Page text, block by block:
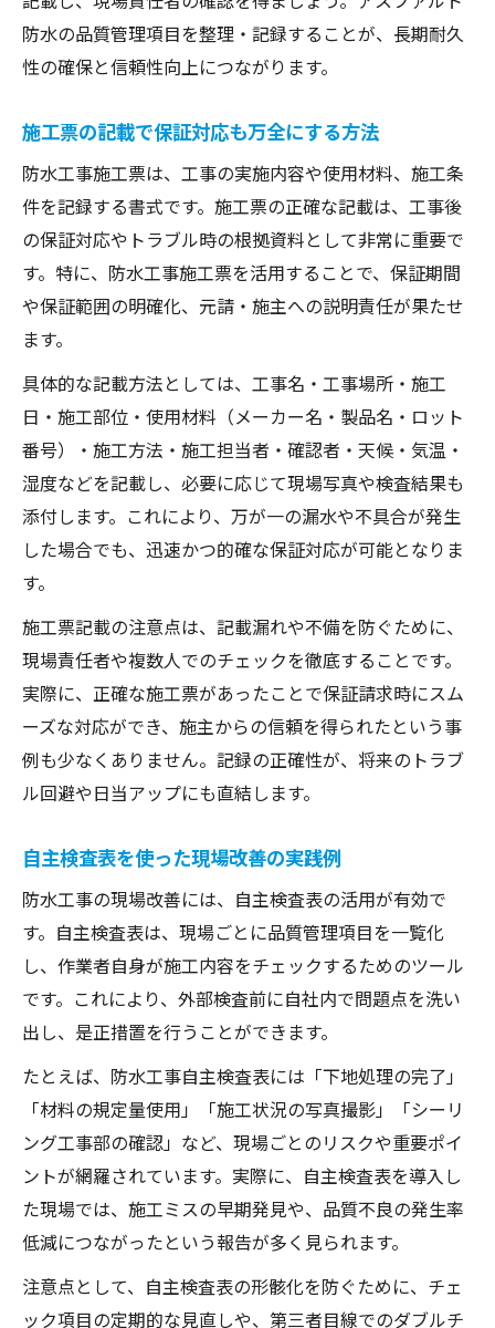
防水の品質管理項目を整理・記録することが、長期耐久
性の確保と信頼性向上につながります。
施工票の記載で保証対応も万全にする方法
防水工事施工票は、工事の実施内容や使用材料、施工条
件を記録する書式です。施工票の正確な記載は、工事後
の保証対応やトラブル時の根拠資料として非常に重要で
す。特に、防水工事施工票を活用することで、保証期間
や保証範囲の明確化、元請・施主への説明責任が果たせ
ます。
具体的な記載方法としては、工事名・工事場所・施工
日・施工部位・使用材料（メーカー名・製品名・ロット
番号）・施工方法・施工担当者・確認者・天候・気温・
湿度などを記載し、必要に応じて現場写真や検査結果も
添付します。これにより、万が一の漏水や不具合が発生
した場合でも、迅速かつ的確な保証対応が可能となりま
す。
施工票記載の注意点は、記載漏れや不備を防ぐために、
現場責任者や複数人でのチェックを徹底することです。
実際に、正確な施工票があったことで保証請求時にスム
ーズな対応ができ、施主からの信頼を得られたという事
例も少なくありません。記録の正確性が、将来のトラブ
ル回避や日当アップにも直結します。
自主検査表を使った現場改善の実践例
防水工事の現場改善には、自主検査表の活用が有効で
す。自主検査表は、現場ごとに品質管理項目を一覧化
し、作業者自身が施工内容をチェックするためのツール
です。これにより、外部検査前に自社内で問題点を洗い
出し、是正措置を行うことができます。
たとえば、防水工事自主検査表には「下地処理の完了」
「材料の規定量使用」「施工状況の写真撮影」「シーリ
ング工事部の確認」など、現場ごとのリスクや重要ポイ
ントが網羅されています。実際に、自主検査表を導入し
た現場では、施工ミスの早期発見や、品質不良の発生率
低減につながったという報告が多く見られます。
注意点として、自主検査表の形骸化を防ぐために、チェ
ック項目の定期的な見直しや、第三者目線でのダブルチ